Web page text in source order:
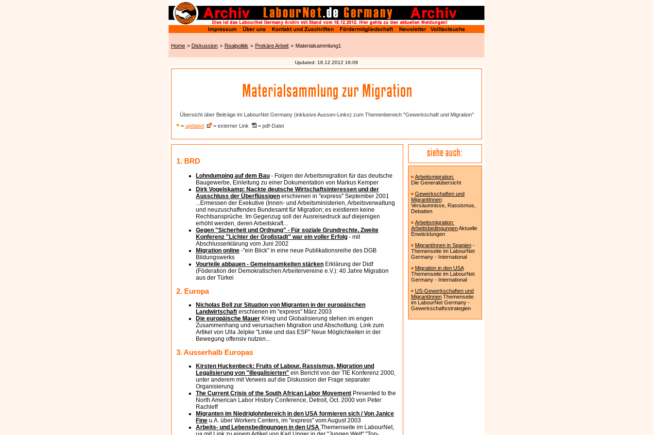
Home > Diskussion > Realpolitik > Prekäre Arbeit > Materialsammlung1
Updated: 18.12.2012 16:09
Übersicht über Beiträge im LabourNet Germany (inklusive Aussen-Links) zum Themenbereich "Gewerkschaft und Migration"
= updated = externer Link = pdf-Datei
1. BRD
Lohndumping auf dem Bau - Folgen der Arbeitsmigration für das deutsche
Baugewerbe, Einleitung zu einer Dokumentation von Markus Kemper
Dirk Vogelskamp: Nackte deutsche Wirtschaftsinteressen und der
Ausschluss der Überflüssigen erschienen in "express" September 2001
...Ermessen der Exekutive (Innen- und Arbeitsministerien, Arbeitsverwaltung
und neuzuschaffendes Bundesamt für Migration; es existieren keine
Rechtsansprüche. Im Gegenzug soll der Ausreisedruck auf diejenigen
erhöht werden, deren Arbeitskraft...
Gegen "Sicherheit und Ordnung" - Für soziale Grundrechte. Zweite
Konferenz "Lichter der Großstadt" war ein voller Erfolg - mit
Abschlusserklärung vom Juni 2002
Migration online -"ein Blick" in eine neue Publikationsreihe des DGB
Bildungswerks
Vourteile abbauen - Gemeinsamkeiten stärken Erklärung der Didf
(Föderation der Demokratischen Arbeitervereine e.V.): 40 Jahre Migration
aus der Türkei
2. Europa
Nicholas Bell zur Situation von Migranten in der europäischen
Landwirtschaft erschienen im "express" März 2003
Die europäische Mauer Krieg und Globalisierung stehen im engen
Zusammenhang und verursachen Migration und Abschottung. Link zum
Artikel von Ulla Jelpke "Linke und das ESF" Neue Möglichkeiten in der
Bewegung offensiv nutzen...
3. Ausserhalb Europas
Kirsten Huckenbeck: Fruits of Labour. Rassismus, Migration und
Legalisierung von "Illegalisierten" ein Bericht von der TIE Konferenz 2000,
unter anderem mit Verweis auf die Diskussion der Frage separater
Organisierung
The Current Crisis of the South African Labor Movement Presented to the
North American Labor History Conference, Detroit, Oct. 2000 von Peter
Rachleff
Migranten im Niedriglohnbereich in den USA formieren sich / Von Janice
Fine u.A. über Workers Centers, im "express" vom August 2003
Arbeits- und Lebensbedingungen in den USA Themenseite im LabourNet,
Arbeitsmigration:
Die Generalübersicht
Gewerkschaften und
MigrantInnen:
Versäumnisse, Rassismus,
Debatten
Arbeitsmigration:
ArbeitsbedingungenAktuelle
Enwticklungen
MigrantInnen in Spanien -
Themenseite im LabourNet
Germany - International
Migration in den USA
Themenseite im LabourNet
Germany - International
US-Gewerkschaften und
MigrantInnen Themenseite
im LabourNet Germany -
Gewerkschaftsstrategien